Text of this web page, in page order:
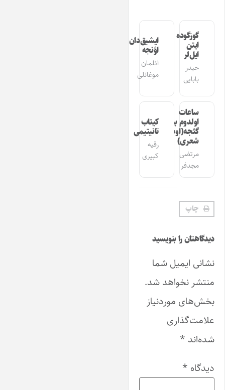
گوزگوده
ایتن
ایل‌لر
حیدر
بابایی
ایشیق‌دان
اؤنجه
ائلمان
موغانلی
ساعات
اولدوم بیر
گئجه(اوشاق
شعری)
مرتضی
مجدفر
کیتاب
تانیتیمی
رقیه
کبیری
چاپ
دیدگاهتان را بنویسید
نشانی ایمیل شما
منتشر نخواهد شد.
بخش‌های موردنیاز
علامت‌گذاری
شده‌اند *
دیدگاه *